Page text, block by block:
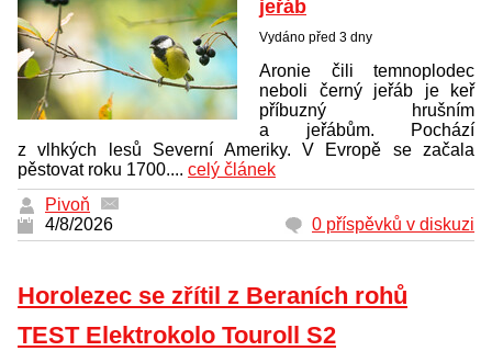
jeřáb
Vydáno před 3 dny
Aronie čili temnoplodec
neboli černý jeřáb je keř
příbuzný hrušním
a jeřábům. Pochází
z vlhkých lesů Severní Ameriky. V Evropě se začala
pěstovat roku 1700.... celý článek
Pivoň
4/8/2026
0 příspěvků v diskuzi
Horolezec se zřítil z Beraních rohů
TEST Elektrokolo Touroll S2